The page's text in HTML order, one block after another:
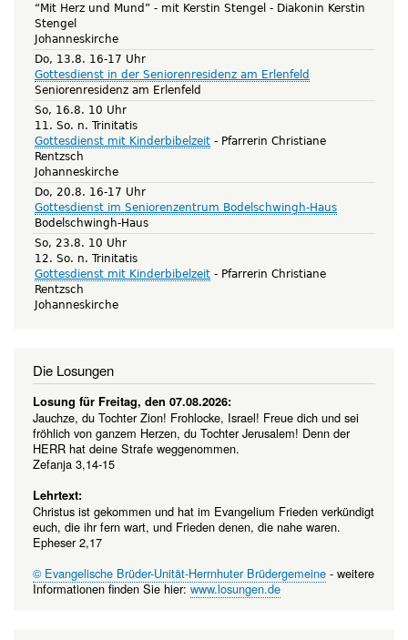
“Mit Herz und Mund” - mit Kerstin Stengel
Diakonin Kerstin
Stengel
Johanneskirche
Do, 13.8. 16-17 Uhr
Gottesdienst in der Seniorenresidenz am Erlenfeld
Seniorenresidenz am Erlenfeld
So, 16.8. 10 Uhr
11. So. n. Trinitatis
Gottesdienst mit Kinderbibelzeit
Pfarrerin Christiane
Rentzsch
Johanneskirche
Do, 20.8. 16-17 Uhr
Gottesdienst im Seniorenzentrum Bodelschwingh-Haus
Bodelschwingh-Haus
So, 23.8. 10 Uhr
12. So. n. Trinitatis
Gottesdienst mit Kinderbibelzeit
Pfarrerin Christiane
Rentzsch
Johanneskirche
Die Losungen
Losung für Freitag, den 07.08.2026:
Jauchze, du Tochter Zion! Frohlocke, Israel! Freue dich und sei
fröhlich von ganzem Herzen, du Tochter Jerusalem! Denn der
HERR hat deine Strafe weggenommen.
Zefanja 3,14-15
Lehrtext:
Christus ist gekommen und hat im Evangelium Frieden verkündigt
euch, die ihr fern wart, und Frieden denen, die nahe waren.
Epheser 2,17
© Evangelische Brüder-Unität-Herrnhuter Brüdergemeine - weitere
Informationen finden Sie hier:www.losungen.de